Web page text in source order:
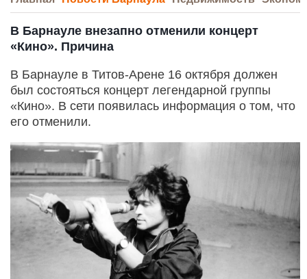
В Барнауле внезапно отменили концерт
«Кино». Причина
В Барнауле в Титов-Арене 16 октября должен
был состояться концерт легендарной группы
«Кино». В сети появилась информация о том, что
его отменили.